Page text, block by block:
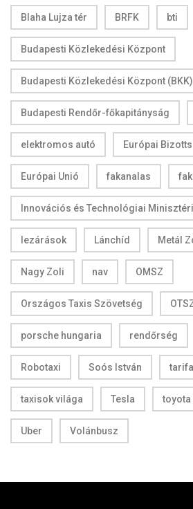
Blaha Lujza tér BRFK bti
Budapesti Közlekedési Központ
Budapesti Közlekedési Központ (BKK)
Budapesti Rendőr-főkapitányság
elektromos autó Európai
Európai Unió fakanalas
Innovációs és Technológiai
lezárások Lánchíd Metál
Nagy Zoli nav OMSZ
Országos Taxis Szövetség
porsche hungaria rendőrség
Robotaxi Soós István
taxisok világa Tesla toyota
Uber Volánbusz